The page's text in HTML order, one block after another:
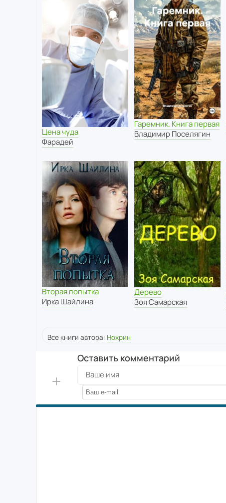
Цена чуда
Фарадей
Гаремник. Книга первая
Владимир Поселягин
Вторая попытка
Ирка Шайлина
Дерево
Зоя Самарская
Все книги автора: Нохрин
Оставить комментарий